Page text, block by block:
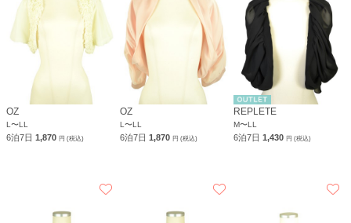
OZ
L〜LL
6泊7日 1,870 円 (税込)
OZ
L〜LL
6泊7日1,870円 (税込)
REPLETE
M〜LL
6泊7日1,430円 (税込)